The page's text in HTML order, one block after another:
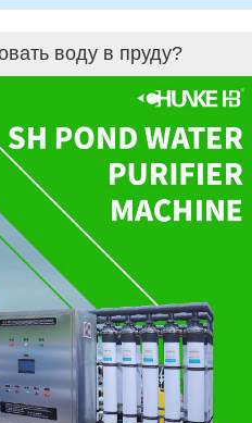
воду в пруду?